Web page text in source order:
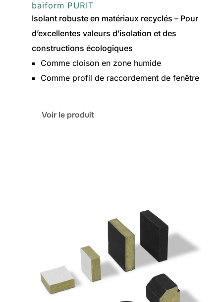
baiform PURIT
Isolant robuste en matériaux recyclés – Pour
d’excellentes valeurs d’isolation et des
constructions écologiques
Comme cloison en zone humide
Comme profil de raccordement de fenêtre
Voir le produit: